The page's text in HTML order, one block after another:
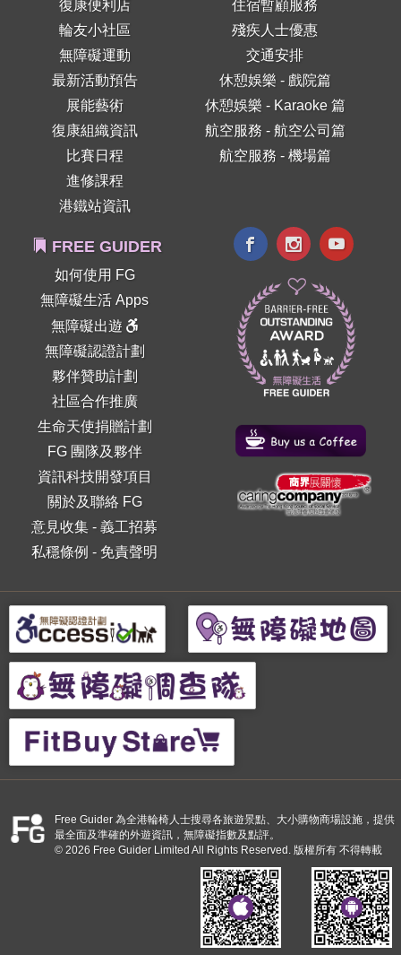
復康便利店
輪友小社區
無障礙運動
最新活動預告
展能藝術
復康組織資訊
比賽日程
進修課程
港鐵站資訊
住宿暫顧服務
殘疾人士優惠
交通安排
休憩娛樂 - 戲院篇
休憩娛樂 - Karaoke 篇
航空服務 - 航空公司篇
航空服務 - 機場篇
FREE GUIDER
如何使用 FG
無障礙生活 Apps
無障礙出遊
無障礙認證計劃
夥伴贊助計劃
社區合作推廣
生命天使捐贈計劃
FG 團隊及夥伴
資訊科技開發項目
關於及聯絡 FG
意見收集 -義工招募
私穩條例 - 免責聲明
Free Guider 為全港輪椅人士搜尋各旅遊景點、大小購物商場設施，提供
最全面及準確的外遊資訊，無障礙指數及點評。
© 2026 Free Guider Limited All Rights Reserved. 版權所有 不得轉載